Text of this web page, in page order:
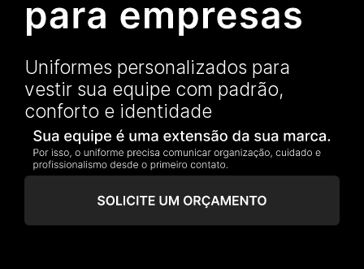
Uniformes personalizados para
vestir sua equipe com padrão,
conforto e identidade